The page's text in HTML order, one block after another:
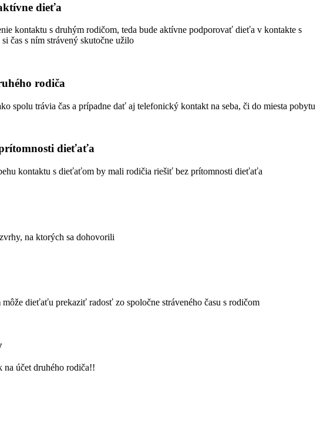
dieťa
kontaktu s druhým rodičom, teda bude aktívne podporovať dieťa v kontakte s
čas s ním strávený skutočne užilo
rodiča
spolu trávia čas a prípadne dať aj telefonický kontakt na seba, či do miesta pobytu
prítomnosti dieťaťa
kontaktu s dieťaťom by mali rodičia riešiť bez prítomnosti dieťaťa
na ktorých sa dohovorili
dieťaťu prekaziť radosť zo spoločne stráveného času s rodičom
účet druhého rodiča!!